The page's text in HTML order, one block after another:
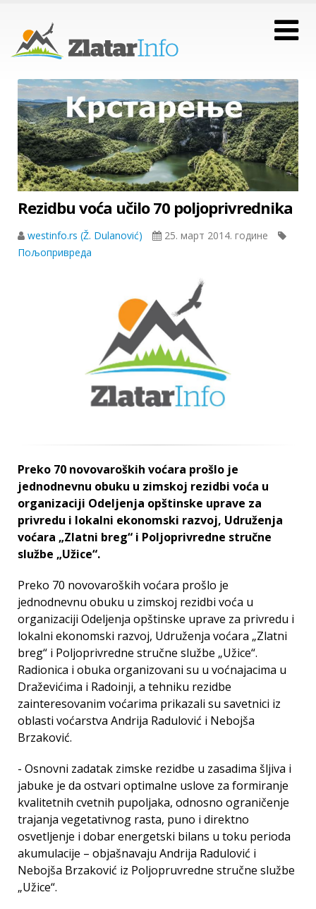
Rezidbu voća učilo 70 poljoprivrednika
westinfo.rs (Ž. Dulanović)
25. март 2014. године
Пољопривреда
Preko 70 novovaroških voćara prošlo je
jednodnevnu obuku u zimskoj rezidbi voća u
organizaciji Odeljenja opštinske uprave za
privredu i lokalni ekonomski razvoj, Udruženja
voćara „Zlatni breg“ i Poljoprivredne stručne
službe „Užice“.
Preko 70 novovaroških voćara prošlo je
jednodnevnu obuku u zimskoj rezidbi voća u
organizaciji Odeljenja opštinske uprave za privredu i
lokalni ekonomski razvoj, Udruženja voćara „Zlatni
breg“ i Poljoprivredne stručne službe „Užice“.
Radionica i obuka organizovani su u voćnajacima u
Draževićima i Radoinji, a tehniku rezidbe
zainteresovanim voćarima prikazali su savetnici iz
oblasti voćarstva Andrija Radulović i Nebojša
Brzaković.
- Osnovni zadatak zimske rezidbe u zasadima šljiva i
jabuke je da ostvari optimalne uslove za formiranje
kvalitetnih cvetnih pupoljaka, odnosno ograničenje
trajanja vegetativnog rasta, puno i direktno
osvetljenje i dobar energetski bilans u toku perioda
akumulacije – objašnavaju Andrija Radulović i
Nebojša Brzaković iz Poljopruvredne stručne službe
„Užice“.